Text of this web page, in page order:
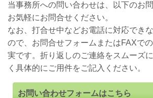
当事務所への問い合わせは、以下のお
お気軽にお問合せください。
なお、打合せ中などお電話に対応でき
ので、お問合せフォームまたはFAXで
実です。折り返しのご連絡をスムーズ
く具体的にご用件をご記入ください。
お問い合わせフォームはこちら